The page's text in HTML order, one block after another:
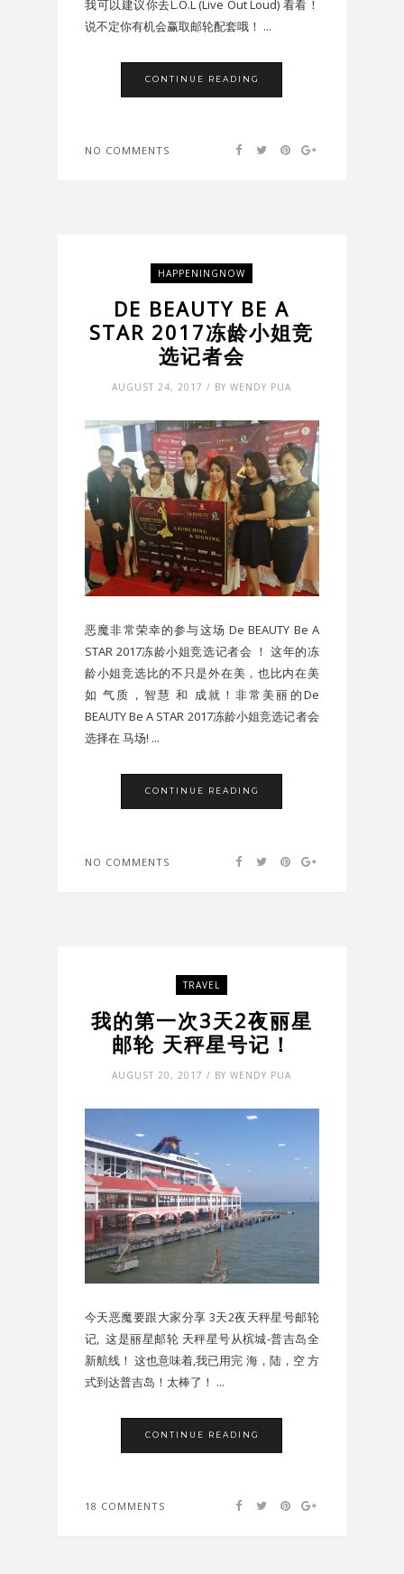
我可以建议你去L.O.L (Live Out Loud) 看看！
说不定你有机会赢取邮轮配套哦！ ...
CONTINUE READING
NO COMMENTS
HAPPENINGNOW
DE BEAUTY BE A
STAR 2017冻龄小姐竞
选记者会
AUGUST 24, 2017 / BY WENDY PUA
恶魔非常荣幸的参与这场 De BEAUTY Be A
STAR 2017冻龄小姐竞选记者会 ！ 这年的冻
龄小姐竞选比的不只是外在美，也比内在美
如 气质，智慧 和 成就！非常美丽的De
BEAUTY Be A STAR 2017冻龄小姐竞选记者会
选择在 马场! ...
CONTINUE READING
NO COMMENTS
TRAVEL
我的第一次3天2夜丽星
邮轮 天秤星号记！
AUGUST 20, 2017 / BY WENDY PUA
今天恶魔要跟大家分享 3天2夜天秤星号邮轮
记, 这是丽星邮轮 天秤星号从槟城-普吉岛全
新航线！ 这也意味着,我已用完 海，陆，空 方
式到达普吉岛！太棒了！ ...
CONTINUE READING
18 COMMENTS